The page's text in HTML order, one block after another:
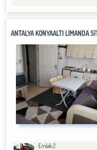
ANTALYA KONYAALTI LİMANDA
Emlak 2